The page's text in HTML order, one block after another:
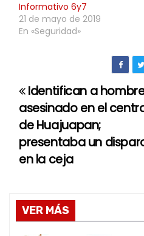
Informativo 6y7
21 de mayo de 2019
En «Seguridad»
N
a
v
g
a
Identifican a
asesinado en el
de Huajuapan;
presentaba un
en la ceja
VER MÁS